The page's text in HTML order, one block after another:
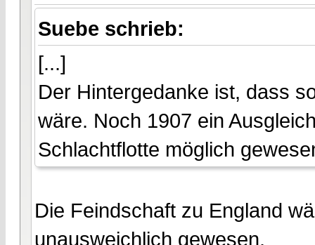
Suebe schrieb:
[...]
Der Hintergedanke ist, dass
wäre. Noch 1907 ein
Schlachtflotte möglich
Die Feindschaft zu England
unausweichlich gewesen.